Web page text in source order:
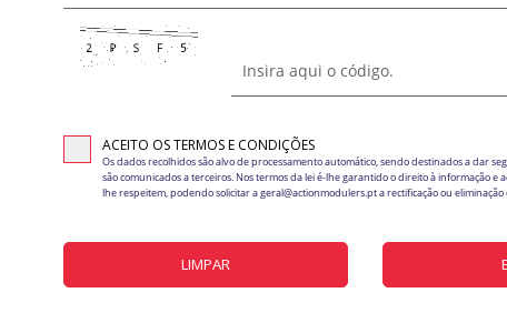
ACEITO OS TERMOS E CONDIÇÕES
Os dados recolhidos são alvo de processamento automático, sendo destinados a dar
são comunicados a terceiros. Nos termos da lei é-lhe garantido o direito à informação e
lhe respeitem, podendo solicitar a geral@actionmodulers.pt a rectificação ou eliminação